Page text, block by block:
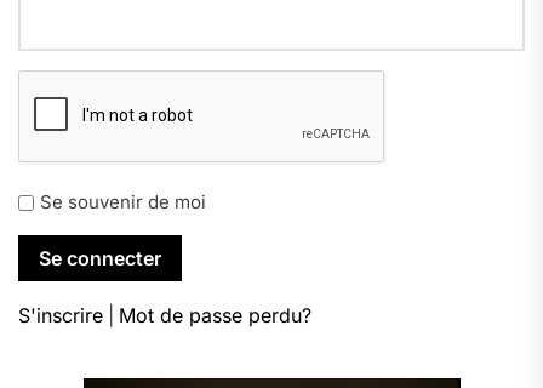
Se souvenir de moi
S'inscrire Mot de passe perdu?